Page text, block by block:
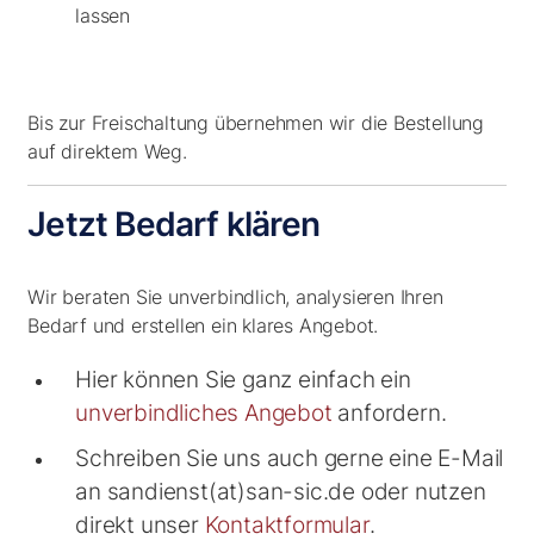
lassen
Bis zur Freischaltung übernehmen wir die Bestellung
auf direktem Weg.
Jetzt Bedarf klären
Wir beraten Sie unverbindlich, analysieren Ihren
Bedarf und erstellen ein klares Angebot.
Hier können Sie ganz einfach ein
unverbindliches Angebot anfordern.
Schreiben Sie uns auch gerne eine E-Mail
an sandienst(at)san-sic.de oder nutzen
direkt unser Kontaktformular.